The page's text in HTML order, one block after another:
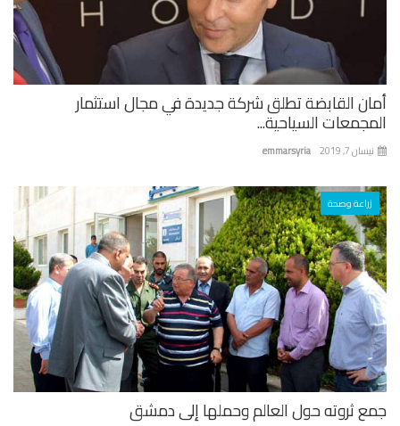
القابضة تطلق شركة جديدة في مجال استثمار
السياحية...
emmarsyria 7, 2019
زراعة وصحة
ثروته حول العالم وحملها إلى دمشق